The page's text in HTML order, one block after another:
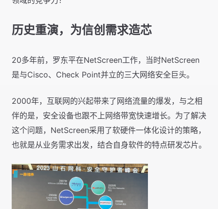
历史重演，为信创需求造芯
20多年前，罗东平在NetScreen工作，当时NetScreen
是与Cisco、Check Point并立的三大网络安全巨头。
2000年，互联网的兴起带来了网络流量的爆发，与之相
伴的是，安全设备也跟不上网络带宽快速增长。为了解决
这个问题，NetScreen采用了软硬件一体化设计的策略，
也就是从业务需求出发，结合自身软件的特点研发芯片。